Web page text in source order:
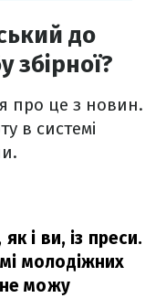
до
збірної?
про це з новин.
в системі
і ви, із преси.
молодіжних
не можу